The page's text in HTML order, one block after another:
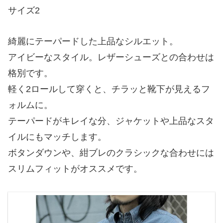
サイズ2
綺麗にテーパードした上品なシルエット。
アイビーなスタイル。レザーシューズとの合わせは
格別です。
軽く2ロールして穿くと、チラッと靴下が見えるフ
ォルムに。
テーパードがキレイな分、ジャケットや上品なスタ
イルにもマッチします。
ボタンダウンや、紺ブレのクラシックな合わせには
スリムフィットがオススメです。